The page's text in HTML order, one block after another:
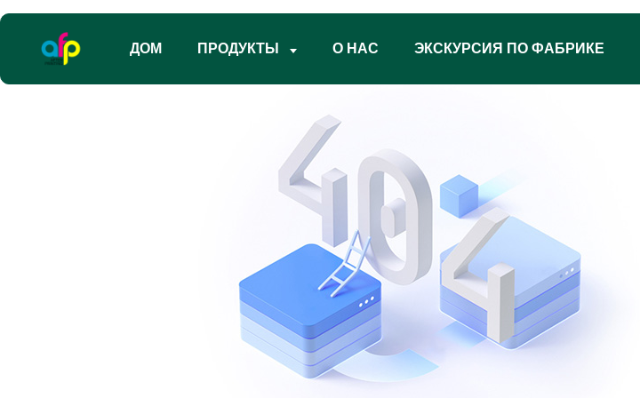
ДОМ ПРОДУКТЫ О НАС ЭКСКУРСИЯ ПО ФАБРИКЕ